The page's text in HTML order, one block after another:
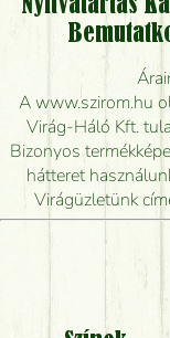
Meddig
Mennyire
mikor
Vörös
Milyen
Tényleg
Nyitvatartás
A www.szirom.hu
Virág-Háló Kft.
Bizonyos
hátteret
Virágüzletünk